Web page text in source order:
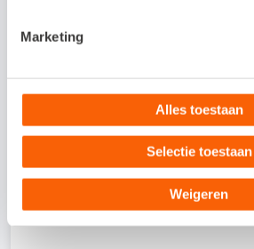
Marketing
Alles toestaan
Selectie toestaan
Weigeren
je offline administratie.
Hoe activeer ik de koppeling?
Waar kan ik meer informatie
over de koppeling?